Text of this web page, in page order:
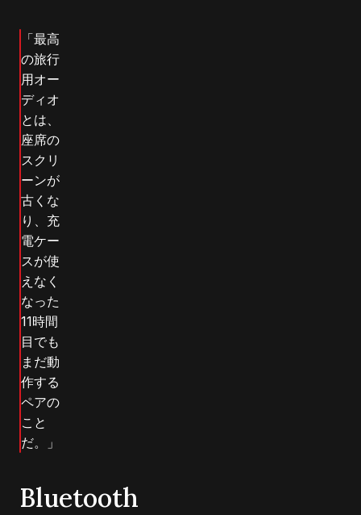
「最高
の旅行
用オー
ディオ
とは、
座席の
スクリ
ーンが
古くな
り、充
電ケー
スが使
えなく
なった
11時間
目でも
まだ動
作する
ペアの
こと
だ。」
Bluetooth